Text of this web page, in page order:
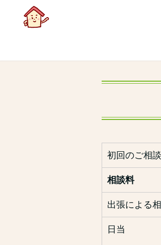
初回のご相談
相談料
出張による
日当